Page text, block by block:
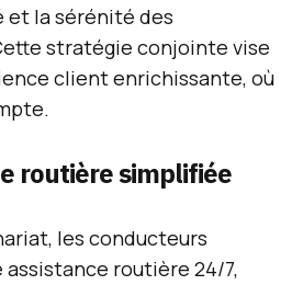
et la sérénité des
stratégie conjointe vise
client enrichissante, où
routière simplifiée
les conducteurs
assistance routière 24/7,